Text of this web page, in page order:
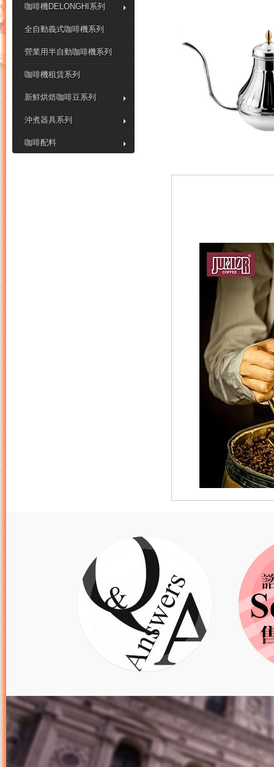
咖啡機DELONGHI系列
全自動義式咖啡機系列
營業用半自動咖啡機系列
咖啡機租賃系列
新鮮烘焙咖啡豆系列
沖煮器具系列
咖啡配料